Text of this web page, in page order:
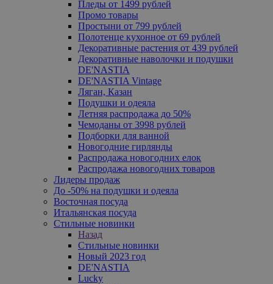
Пледы от 1499 рублей
Промо товары
Простыни от 799 рублей
Полотенце кухонное от 69 рублей
Декоративные растения от 439 рублей
Декоративные наволочки и подушки
DE'NASTIA
DE'NASTIA Vintage
Ляган, Казан
Подушки и одеяла
Летняя распродажа до 50%
Чемоданы от 3998 рублей
Подборки для ванной
Новогодние гирлянды
Распродажа новогодних елок
Распродажа новогодних товаров
Лидеры продаж
До -50% на подушки и одеяла
Восточная посуда
Итальянская посуда
Стильные новинки
Назад
Стильные новинки
Новый 2023 год
DE'NASTIA
Lucky